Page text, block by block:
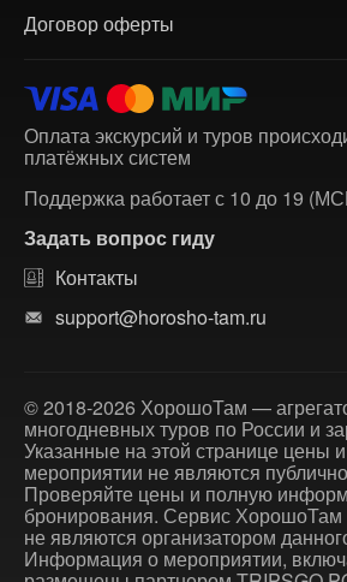
Договор оферты
Оплата экскурсий и туров
платёжных систем
Поддержка работает с 10 до 19
Задать вопрос гиду
Контакты
support@horosho-tam.ru
© 2018-2026 ХорошоТам —
многодневных туров по России и
Указанные на этой странице цены
мероприятии не являются
Проверяйте цены и полную
бронирования. Сервис
не являются организатором
Информация о мероприятии,